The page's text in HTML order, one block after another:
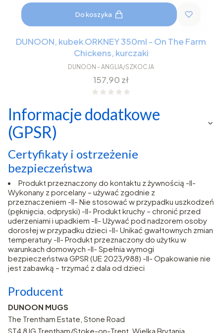
Do koszyka
DUNOON, kubek ORKNEY 350ml - On The Farm
Chickens, kurczaki
DUNOON - ANGLIA/SZKOCJA
Cena
157,90 zł
Informacje dodatkowe
(GPSR)
Certyfikaty i ostrzeżenie
bezpieczeństwa
Produkt przeznaczony do kontaktu z żywnością -II-
Wykonany z porcelany – używać zgodnie z
przeznaczeniem -II- Nie stosować w przypadku uszkodzeń
(pęknięcia, odpryski) -II- Produkt kruchy – chronić przed
uderzeniami i upadkiem -II- Używać pod nadzorem osoby
dorosłej w przypadku dzieci -II- Unikać gwałtownych zmian
temperatury -II- Produkt przeznaczony do użytku w
warunkach domowych -II- Spełnia wymogi
bezpieczeństwa GPSR (UE 2023/988) -II- Opakowanie nie
jest zabawką – trzymać z dala od dzieci
Producent
DUNOON MUGS
The Trentham Estate, Stone Road
ST4 8JG Trentham/Stoke-on-Trent, Wielka Brytania